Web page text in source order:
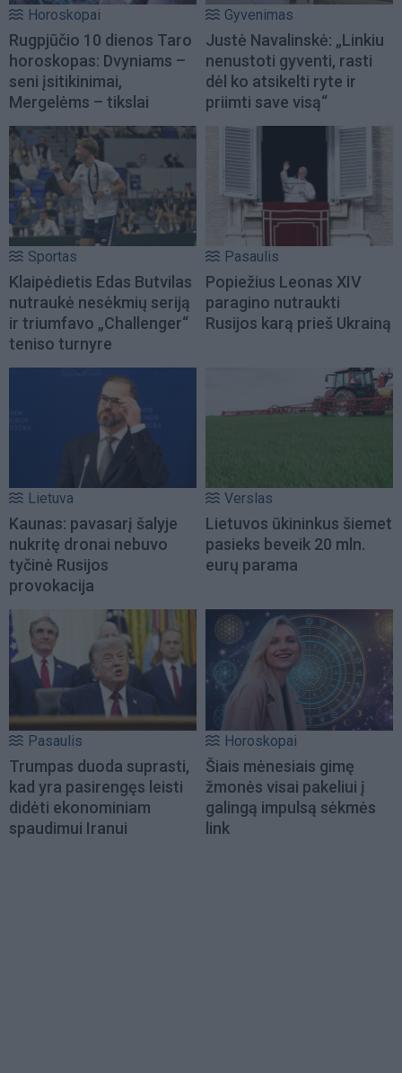
Horoskopai
Rugpjūčio 10 dienos Taro
horoskopas: Dvyniams –
seni įsitikinimai,
Mergelėms – tikslai
Gyvenimas
Justė Navalinskė: „Linkiu
nenustoti gyventi, rasti
dėl ko atsikelti ryte ir
priimti save visą“
Sportas
Klaipėdietis Edas Butvilas
nutraukė nesėkmių seriją
ir triumfavo „Challenger“
teniso turnyre
Pasaulis
Popiežius Leonas XIV
paragino nutraukti
Rusijos karą prieš Ukrainą
Lietuva
Kaunas: pavasarį šalyje
nukritę dronai nebuvo
tyčinė Rusijos
provokacija
Verslas
Lietuvos ūkininkus šiemet
pasieks beveik 20 mln.
eurų parama
Pasaulis
Trumpas duoda suprasti,
kad yra pasirengęs leisti
didėti ekonominiam
spaudimui Iranui
Horoskopai
Šiais mėnesiais gimę
žmonės visai pakeliui į
galingą impulsą sėkmės
link